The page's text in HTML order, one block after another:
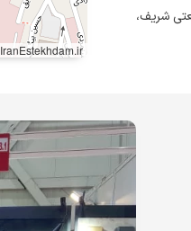
شریف،
IranEstekhdam.ir